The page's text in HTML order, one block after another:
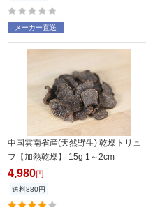
メーカー直送
中国雲南省産(天然野生) 乾燥トリュ
フ【加熱乾燥】 15g 1～2cm
4,980円
送料880円